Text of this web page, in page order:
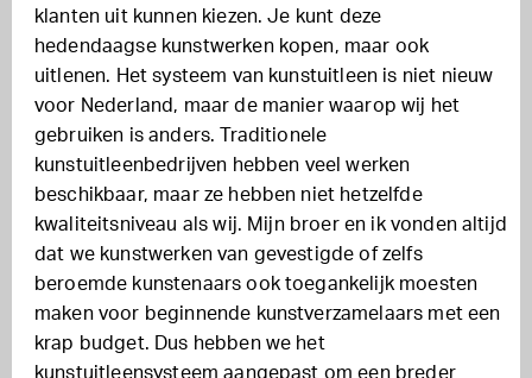
klanten uit kunnen kiezen. Je kunt deze
hedendaagse kunstwerken kopen, maar ook
uitlenen. Het systeem van kunstuitleen is niet nieuw
voor Nederland, maar de manier waarop wij het
gebruiken is anders. Traditionele
kunstuitleenbedrijven hebben veel werken
beschikbaar, maar ze hebben niet hetzelfde
kwaliteitsniveau als wij. Mijn broer en ik vonden altijd
dat we kunstwerken van gevestigde of zelfs
beroemde kunstenaars ook toegankelijk moesten
maken voor beginnende kunstverzamelaars met een
krap budget. Dus hebben we het
kunstuitleensysteem aangepast om een breder